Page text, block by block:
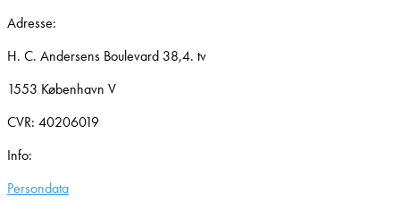
Adresse:
H. C. Andersens Boulevard 38,4. tv
1553 København V
CVR: 40206019
Info:
Persondata